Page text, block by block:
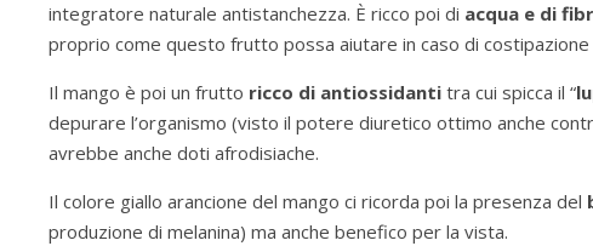
integratore naturale antistanchezza. È ricco poi di acqua e di
proprio come questo frutto possa aiutare in caso di
Il mango è poi un frutto ricco di antiossidanti tra cui spicca il “
depurare l’organismo (visto il potere diuretico ottimo anche
avrebbe anche doti afrodisiache.
Il colore giallo arancione del mango ci ricorda poi la presenza del
produzione di melanina) ma anche benefico per la vista.